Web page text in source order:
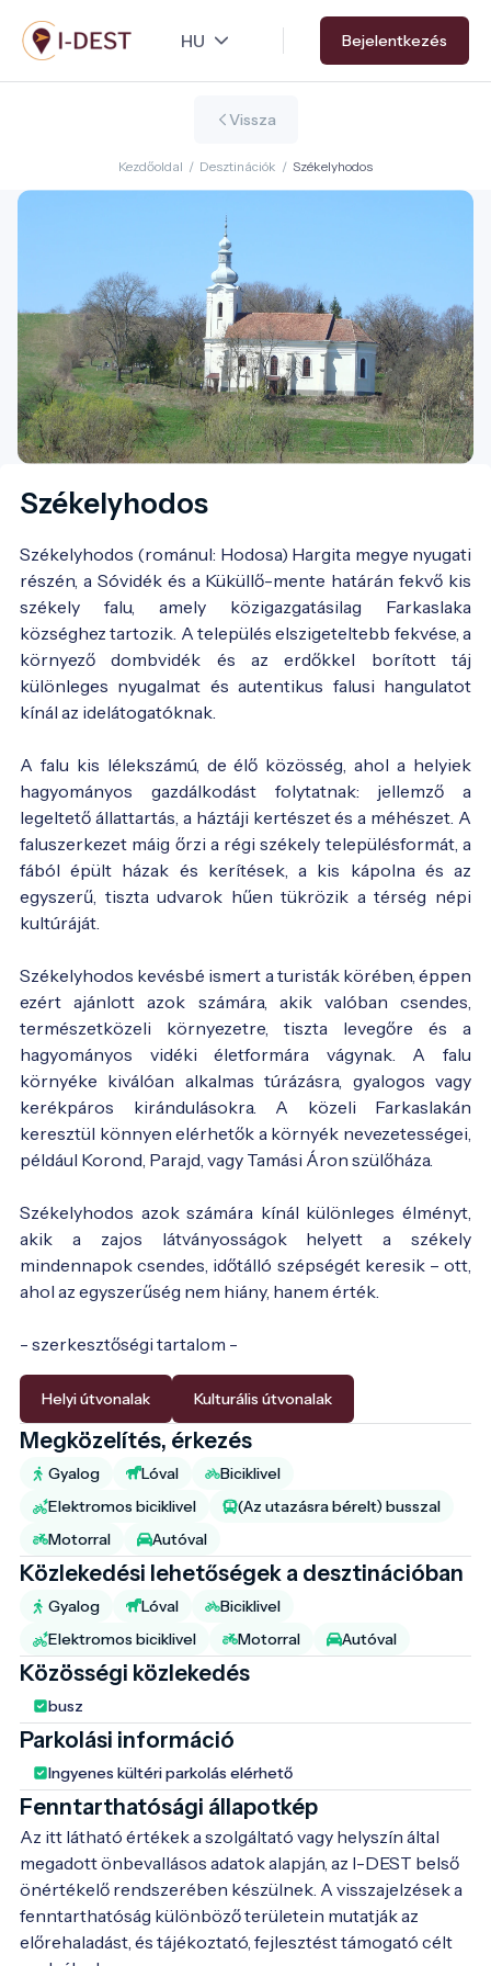
Ugrás
a
tartalomra
Bejelentkezés
Vissza
Kezdőoldal / Desztinációk / Székelyhodos
Székelyhodos
Székelyhodos (románul: Hodosa) Hargita megye nyugati
részén, a Sóvidék és a Küküllő-mente határán fekvő kis
székely falu, amely közigazgatásilag Farkaslaka
községhez tartozik. A település elszigeteltebb fekvése, a
környező dombvidék és az erdőkkel borított táj
különleges nyugalmat és autentikus falusi hangulatot
kínál az idelátogatóknak.
A falu kis lélekszámú, de élő közösség, ahol a helyiek
hagyományos gazdálkodást folytatnak: jellemző a
legeltető állattartás, a háztáji kertészet és a méhészet. A
faluszerkezet máig őrzi a régi székely településformát, a
fából épült házak és kerítések, a kis kápolna és az
egyszerű, tiszta udvarok hűen tükrözik a térség népi
kultúráját.
Székelyhodos kevésbé ismert a turisták körében, éppen
ezért ajánlott azok számára, akik valóban csendes,
természetközeli környezetre, tiszta levegőre és a
hagyományos vidéki életformára vágynak. A falu
környéke kiválóan alkalmas túrázásra, gyalogos vagy
kerékpáros kirándulásokra. A közeli Farkaslakán
keresztül könnyen elérhetők a környék nevezetességei,
például Korond, Parajd, vagy Tamási Áron szülőháza.
Székelyhodos azok számára kínál különleges élményt,
akik a zajos látványosságok helyett a székely
mindennapok csendes, időtálló szépségét keresik – ott,
ahol az egyszerűség nem hiány, hanem érték.
- szerkesztőségi tartalom -
Helyi útvonalak Kulturális útvonalak
Megközelítés, érkezés
Gyalog Lóval
Biciklivel
Elektromos biciklivel
(Az utazásra bérelt) busszal
Motorral
Autóval
Közlekedési lehetőségek a desztinációban
Gyalog Lóval
Biciklivel
Elektromos biciklivel
Motorral Autóval
Közösségi közlekedés
busz
Parkolási információ
Ingyenes kültéri parkolás elérhető
Fenntarthatósági állapotkép
Az itt látható értékek a szolgáltató vagy helyszín által
megadott önbevallásos adatok alapján, az I-DEST belső
önértékelő rendszerében készülnek. A visszajelzések a
fenntarthatóság különböző területein mutatják az
előrehaladást, és tájékoztató, fejlesztést támogató célt